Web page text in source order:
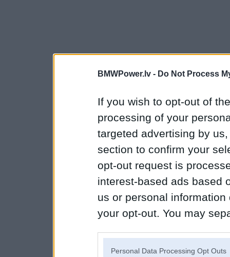
BMWPower.lv - Do Not Process
If you wish to opt-out of
processing of your
targeted advertising by
section to confirm your
opt-out request is
interest-based ads based
us or personal
your opt-out. You may
Personal Data Processing Opt Outs